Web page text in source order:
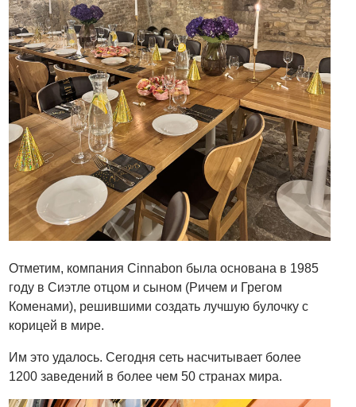
Отметим, компания Cinnabon была основана в 1985
году в Сиэтле отцом и сыном (Ричем и Грегом
Коменами), решившими создать лучшую булочку с
корицей в мире.
Им это удалось. Сегодня сеть насчитывает более
1200 заведений в более чем 50 странах мира.